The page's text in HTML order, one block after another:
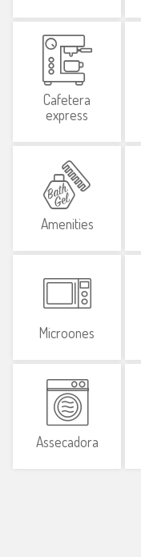
Cafetera
express
Amenities
Microones
Assecadora